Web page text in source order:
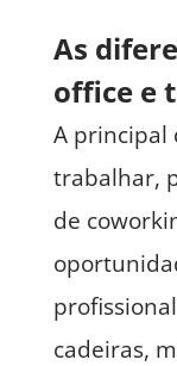
As
office e
A principal
trabalhar,
de
cadeiras,